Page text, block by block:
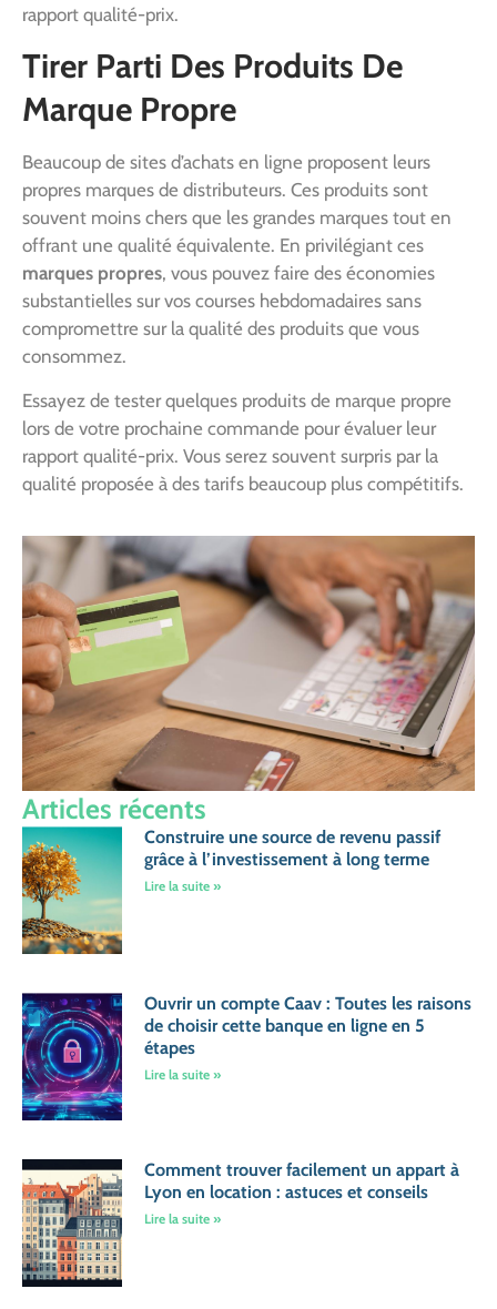
rapport qualité-prix.
Tirer Parti Des Produits De
Marque Propre
Beaucoup de sites d’achats en ligne proposent leurs
propres marques de distributeurs. Ces produits sont
souvent moins chers que les grandes marques tout en
offrant une qualité équivalente. En privilégiant ces
marques propres, vous pouvez faire des économies
substantielles sur vos courses hebdomadaires sans
compromettre sur la qualité des produits que vous
consommez.
Essayez de tester quelques produits de marque propre
lors de votre prochaine commande pour évaluer leur
rapport qualité-prix. Vous serez souvent surpris par la
qualité proposée à des tarifs beaucoup plus compétitifs.
Articles récents
Construire une source de revenu passif
grâce à l’investissement à long terme
Lire la suite »
Ouvrir un compte Caav : Toutes les raisons
de choisir cette banque en ligne en 5
étapes
Lire la suite »
Comment trouver facilement un appart à
Lyon en location : astuces et conseils
Lire la suite »